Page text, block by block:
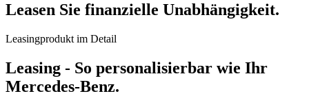
Leasen Sie finanzielle Unabhängigkeit.
Leasingprodukt im Detail
Leasing - So personalisierbar wie Ihr
Mercedes-Benz.